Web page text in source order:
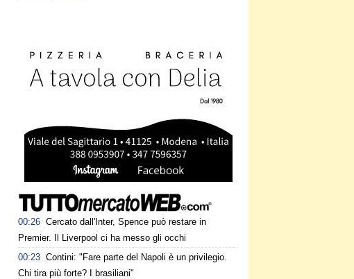
00:26 Cercato dall'Inter, Spence può restare in
Premier. Il Liverpool ci ha messo gli occhi
00:23 Contini: "Fare parte del Napoli è un privilegio.
Chi tira più forte? I brasiliani"